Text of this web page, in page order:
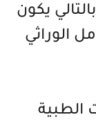
يكون
الوراثي
الطبية